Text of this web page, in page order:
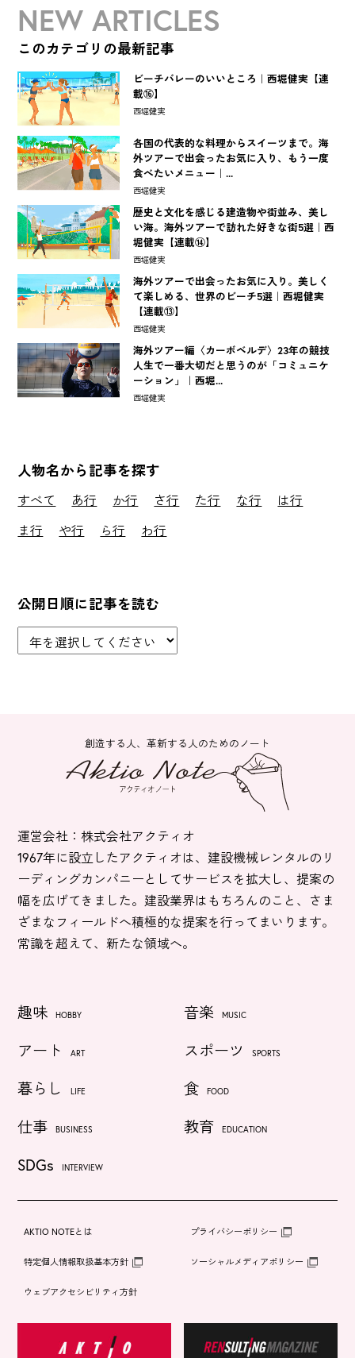
NEW ARTICLES
このカテゴリの最新記事
ビーチバレーのいいところ｜西堀健実【連
載⑯】
西堀健実
各国の代表的な料理からスイーツまで。海
外ツアーで出会ったお気に入り、もう一度
食べたいメニュー｜...
西堀健実
歴史と文化を感じる建造物や街並み、美し
い海。海外ツアーで訪れた好きな街5選｜西
堀健実【連載⑭】
西堀健実
海外ツアーで出会ったお気に入り。美しく
て楽しめる、世界のビーチ5選｜西堀健実
【連載⑬】
西堀健実
海外ツアー編〈カーボベルデ〉23年の競技
人生で一番大切だと思うのが「コミュニケ
ーション」｜西堀...
西堀健実
人物名から記事を探す
すべて あ行 か行 さ行 た行 な行
は行
ま行
や行 ら行 わ行
公開日順に記事を読む
創造する人、革新する人のためのノート
運営会社：株式会社アクティオ
1967年に設立したアクティオは、建設機械レンタルのリ
ーディングカンパニーとしてサービスを拡大し、提案の
幅を広げてきました。建設業界はもちろんのこと、さま
ざまなフィールドへ積極的な提案を行ってまいります。
常識を超えて、新たな領域へ。
趣味 HOBBY 音楽 MUSIC
アート ART スポーツ SPORTS
暮らし LIFE 食 FOOD
仕事 BUSINESS 教育 EDUCATION
SDGs INTERVIEW
AKTIO NOTEとは プライバシーポリシー
特定個人情報取扱基本方針 ソーシャルメディアポリシー
ウェブアクセシビリティ方針